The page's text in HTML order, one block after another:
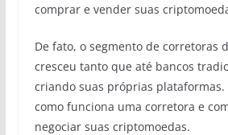
comprar e vender suas
De fato, o segmento de corretoras
cresceu tanto que até bancos
criando suas próprias plataformas.
como funciona uma corretora e
negociar suas criptomoedas.